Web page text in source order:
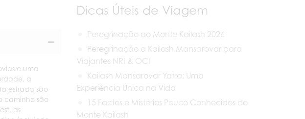
e uma
a
estrada são
caminho são
as
Dicas Úteis de Viagem
Peregrinação ao Monte Kailash 2026
Peregrinação a Kailash Mansarovar para
Viajantes NRI & OCI
Kailash Mansarovar Yatra: Uma
Experiência Única na Vida
15 Factos e Mistérios Pouco Conhecidos do
Monte Kailash